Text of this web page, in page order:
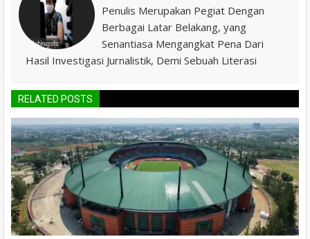
Penulis Merupakan Pegiat Dengan
Berbagai Latar Belakang, yang
Senantiasa Mengangkat Pena Dari
Hasil Investigasi Jurnalistik, Demi Sebuah Literasi
RELATED POSTS